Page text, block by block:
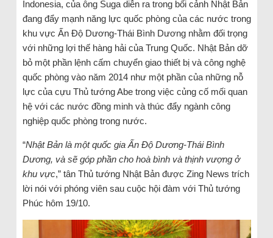
Indonesia, của ông Suga diễn ra trong bối cảnh Nhật Bản
đang đẩy mạnh năng lực quốc phòng của các nước trong
khu vực Ấn Độ Dương-Thái Bình Dương nhằm đối trọng
với những lợi thế hàng hải của Trung Quốc. Nhật Bản dỡ
bỏ một phần lệnh cấm chuyển giao thiết bị và công nghệ
quốc phòng vào năm 2014 như một phần của những nỗ
lực của cựu Thủ tướng Abe trong việc củng cố mối quan
hệ với các nước đồng minh và thúc đẩy ngành công
nghiệp quốc phòng trong nước.
“Nhật Bản là một quốc gia Ấn Độ Dương-Thái Bình
Dương, và sẽ góp phần cho hoà bình và thịnh vượng ở
khu vực,” tân Thủ tướng Nhật Bản được Zing News trích
lời nói với phóng viên sau cuộc hội đàm với Thủ tướng
Phúc hôm 19/10.